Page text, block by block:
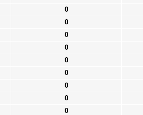
0
0
0
0
0
0
0
0
0